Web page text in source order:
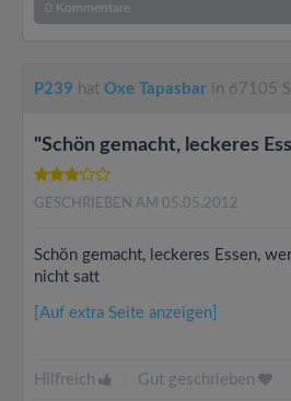
0 Kommentare
P239 hat Oxe Tapasbar in 67105
"Schön gemacht, leckeres
GESCHRIEBEN AM 05.05.2012
Schön gemacht, leckeres Essen,
nicht satt
[Auf extra Seite anzeigen]
Hilfreich Gut geschrieben